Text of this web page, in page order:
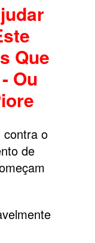
Que
Ou
contra o
de